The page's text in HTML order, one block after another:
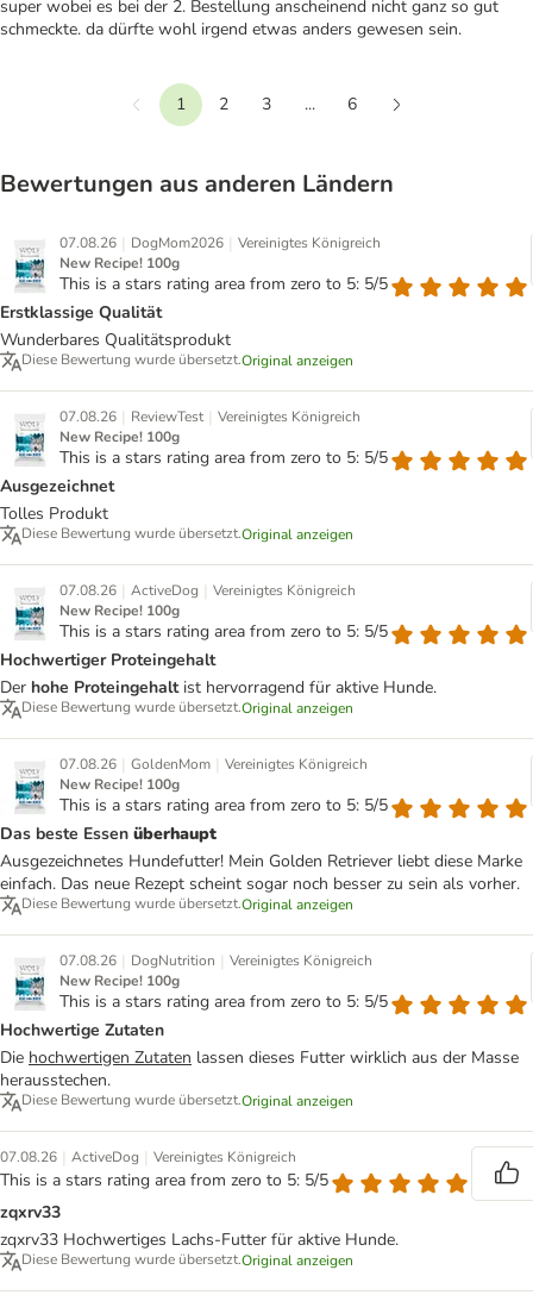
super wobei es bei der 2. Bestellung anscheinend nicht ganz so gut
schmeckte. da dürfte wohl irgend etwas anders gewesen sein.
Vorherige
1 2 3 ...
6
Bewertungen aus anderen Ländern
07.08.26 | DogMom2026 | Vereinigtes Königreich
New Recipe! 100g
This is a stars rating area from zero to 5: 5/5
Erstklassige Qualität
Wunderbares Qualitätsprodukt
Diese Bewertung wurde übersetzt.Original anzeigen
07.08.26 | ReviewTest | Vereinigtes Königreich
New Recipe! 100g
This is a stars rating area from zero to 5: 5/5
Ausgezeichnet
Tolles Produkt
Diese Bewertung wurde übersetzt.Original anzeigen
07.08.26 | ActiveDog | Vereinigtes Königreich
New Recipe! 100g
This is a stars rating area from zero to 5: 5/5
Hochwertiger Proteingehalt
Der hohe Proteingehaltist hervorragend für aktive Hunde.
Diese Bewertung wurde übersetzt.Original anzeigen
07.08.26 | GoldenMom | Vereinigtes Königreich
New Recipe! 100g
This is a stars rating area from zero to 5: 5/5
Das beste Essen überhaupt
Ausgezeichnetes Hundefutter! Mein Golden Retriever liebt diese Marke
einfach. Das neue Rezept scheint sogar noch besser zu sein als vorher.
Diese Bewertung wurde übersetzt.Original anzeigen
07.08.26 | DogNutrition | Vereinigtes Königreich
New Recipe! 100g
This is a stars rating area from zero to 5: 5/5
Hochwertige Zutaten
Die hochwertigen Zutaten lassen dieses Futter wirklich aus der Masse
herausstechen.
Diese Bewertung wurde übersetzt.Original anzeigen
07.08.26 | ActiveDog | Vereinigtes Königreich
This is a stars rating area from zero to 5: 5/5
zqxrv33
zqxrv33 Hochwertiges Lachs-Futter für aktive Hunde.
Diese Bewertung wurde übersetzt.Original anzeigen